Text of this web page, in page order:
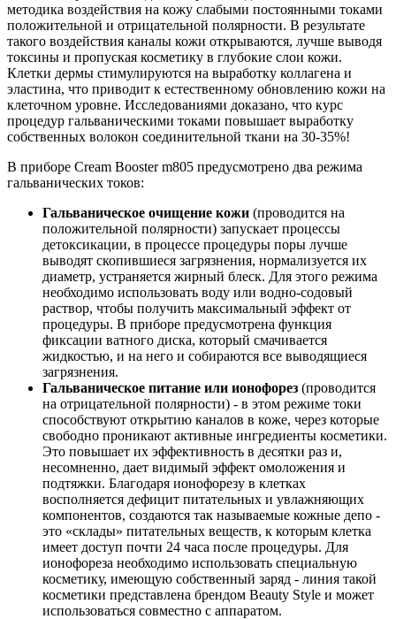
методика воздействия на кожу слабыми постоянными токами
положительной и отрицательной полярности. В результате
такого воздействия каналы кожи открываются, лучше выводя
токсины и пропуская косметику в глубокие слои кожи.
Клетки дермы стимулируются на выработку коллагена и
эластина, что приводит к естественному обновлению кожи на
клеточном уровне. Исследованиями доказано, что курс
процедур гальваническими токами повышает выработку
собственных волокон соединительной ткани на 30-35%!
В приборе Cream Booster m805 предусмотрено два режима
гальванических токов:
Гальваническое очищение кожи (проводится на
положительной полярности) запускает процессы
детоксикации, в процессе процедуры поры лучше
выводят скопившиеся загрязнения, нормализуется их
диаметр, устраняется жирный блеск. Для этого режима
необходимо использовать воду или водно-содовый
раствор, чтобы получить максимальный эффект от
процедуры. В приборе предусмотрена функция
фиксации ватного диска, который смачивается
жидкостью, и на него и собираются все выводящиеся
загрязнения.
Гальваническое питание или ионофорез (проводится
на отрицательной полярности) - в этом режиме токи
способствуют открытию каналов в коже, через которые
свободно проникают активные ингредиенты косметики.
Это повышает их эффективность в десятки раз и,
несомненно, дает видимый эффект омоложения и
подтяжки. Благодаря ионофорезу в клетках
восполняется дефицит питательных и увлажняющих
компонентов, создаются так называемые кожные депо -
это «склады» питательных веществ, к которым клетка
имеет доступ почти 24 часа после процедуры. Для
ионофореза необходимо использовать специальную
косметику, имеющую собственный заряд - линия такой
косметики представлена брендом Beauty Style и может
использоваться совместно с аппаратом.